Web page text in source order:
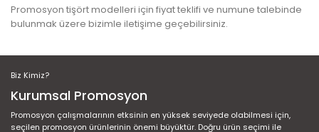
Promosyon tişört modelleri için fiyat teklifi ve numune talebinde
bulunmak üzere bizimle iletişime geçebilirsiniz.
Biz Kimiz?
Kurumsal Promosyon
Promosyon çalışmalarının etksinin en yüksek seviyede olabilmesi için,
seçilen promosyon ürünlerinin önemi büyüktür. Doğru ürün seçimi ile